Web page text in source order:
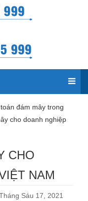
đám mây trong
cho doanh nghiệp
CHO
NAM
Sáu 17, 2021